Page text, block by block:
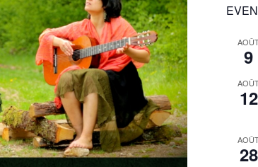
9
12
28